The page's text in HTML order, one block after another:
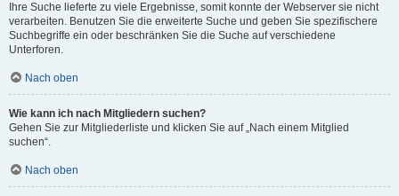
Ihre Suche lieferte zu viele Ergebnisse, somit konnte der Webserver sie nicht
verarbeiten. Benutzen Sie die erweiterte Suche und geben Sie spezifischere
Suchbegriffe ein oder beschränken Sie die Suche auf verschiedene
Unterforen.
Nach oben
Wie kann ich nach Mitgliedern suchen?
Gehen Sie zur Mitgliederliste und klicken Sie auf „Nach einem Mitglied
suchen“.
Nach oben